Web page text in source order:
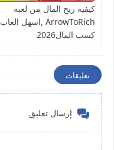
كيفية ربح المال من لعبة
ArrowToRich ,اسهل العاب
كسب المال2026
تعليقات
إرسال تعليق